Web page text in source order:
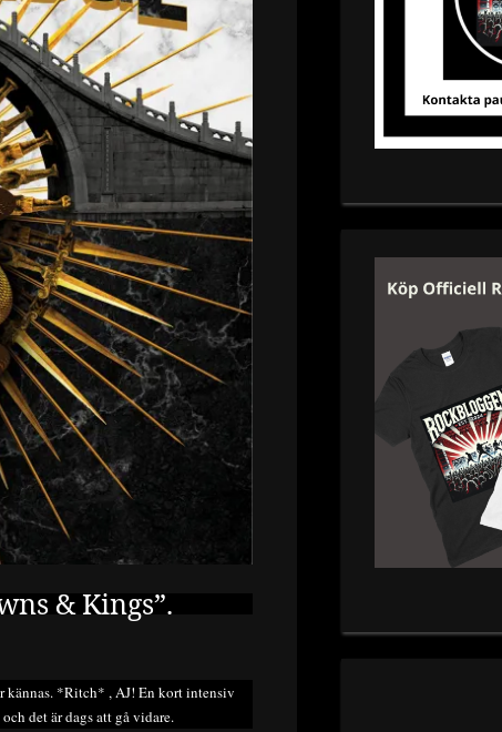
& Kings”.
kännas. *Ritch* , AJ! En kort intensiv
det är dags att gå vidare.